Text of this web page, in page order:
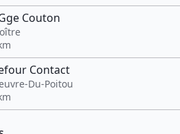
Couton
Contact
Du-Poitou